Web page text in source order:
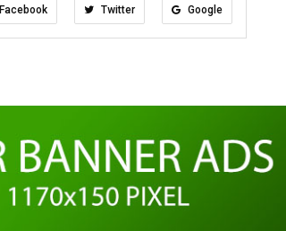
Facebook Twitter Google